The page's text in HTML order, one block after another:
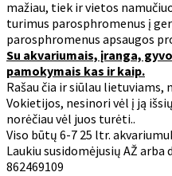
mažiau, tiek ir vietos
turimus parosphromenus į
parosphromenus apsaugos
Su akvariumais, įranga,
pamokymais kas ir kaip.
Rašau čia ir siūlau lietuviams,
Vokietijos, nesinori vėl į ją
norėčiau vėl juos turėti..
Viso būtų 6-7 25 ltr.
Laukiu susidomėjusių AŽ
862469109